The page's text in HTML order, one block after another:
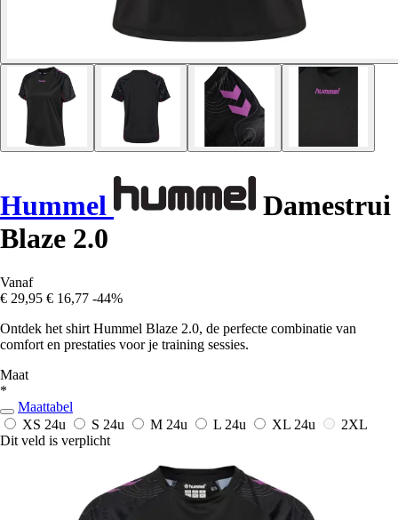
Hummel
Damestrui
Blaze 2.0
Vanaf
€ 29,95 € 16,77 -44%
Ontdek het shirt Hummel Blaze 2.0, de perfecte combinatie van
comfort en prestaties voor je training sessies.
Maat
*
Maattabel
XS 24u S 24u M 24u L 24u XL 24u
2XL
Dit veld is verplicht